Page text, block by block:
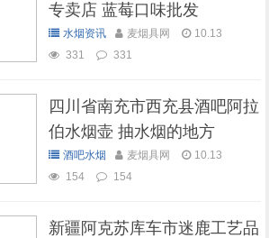
专卖店 蓝莓口味批发
水烟资讯 麦烟具网
10.13
331
331
四川省南充市西充县酒吧阿拉
伯水烟壶 抽水烟的地方
酒吧水烟 麦烟具网
10.13
154
154
新疆阿克苏库车市迷鹿工艺品